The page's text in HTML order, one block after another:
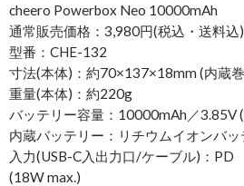
cheero Powerbox Neo 10000mAh
通常販売価格：3,980円(税込・送料込)
型番：CHE-132
寸法(本体)：約70×137×18mm (内蔵
重量(本体)：約220g
バッテリー容量：10000mAh／3.85V
内蔵バッテリー：リチウムイオンバッ
入力(USB-C入出力口/ケーブル)：
(18W max.)